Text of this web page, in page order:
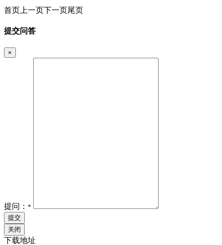
首页 上一页下一页尾页
提交问答
×
提问： *
提交
关闭
下载地址